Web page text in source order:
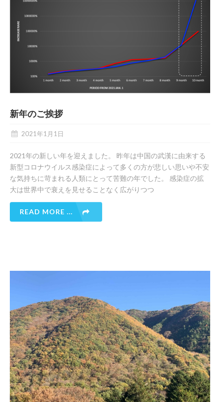
新年のご挨拶
2021年1月1日
2021年の新しい年を迎えました。 昨年は中国の武漢に由来する
新型コロナウイルス感染症によって多くの方が悲しい思いや不安
な気持ちに苛まれる人類にとって苦難の年でした。 感染症の拡
大は世界中で衰えを見せることなく広がりつつ
READ MORE ...